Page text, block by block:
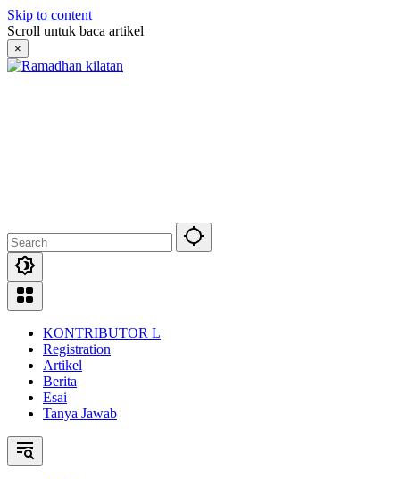
Skip to content
Scroll untuk baca artikel
×
KONTRIBUTOR L
Registration
Artikel
Berita
Esai
Tanya Jawab